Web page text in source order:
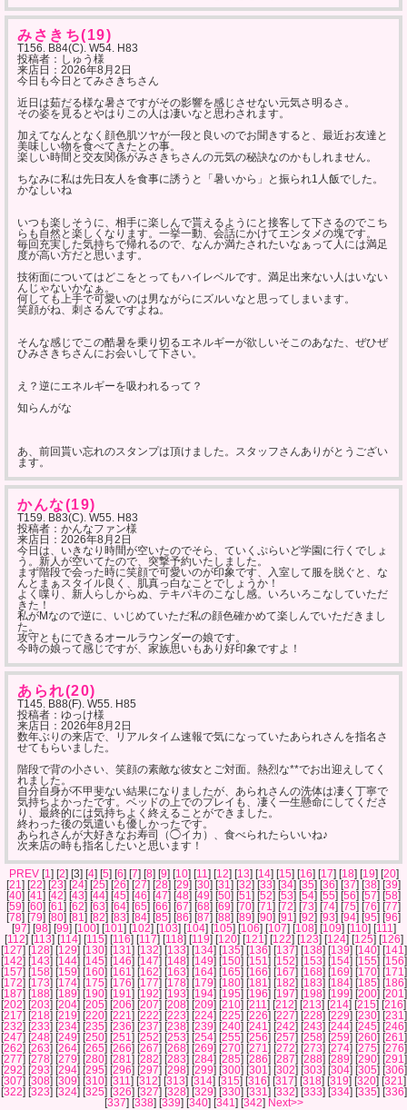
みさきち(19)
T156. B84(C). W54. H83
投稿者：しゅう様
来店日： 2026年8月2日
今日も今日とてみさきちさん
近日は茹だる様な暑さですがその影響を感じさせない元気さ明るさ。
その姿を見るとやはりこの人は凄いなと思わされます。
加えてなんとなく顔色肌ツヤが一段と良いのでお聞きすると、最近お友達と
美味しい物を食べてきたとの事。
楽しい時間と交友関係がみさきちさんの元気の秘訣なのかもしれません。
ちなみに私は先日友人を食事に誘うと「暑いから」と振られ1人飯でした。
かなしいね
いつも楽しそうに、相手に楽しんで貰えるようにと接客して下さるのでこち
らも自然と楽しくなります。一挙一動、会話にかけてエンタメの塊です。
毎回充実した気持ちで帰れるので、なんか満たされたいなぁって人には満足
度が高い方だと思います。
技術面についてはどこをとってもハイレベルです。満足出来ない人はいない
んじゃないかなぁ。
何しても上手で可愛いのは男ながらにズルいなと思ってしまいます。
笑顔がね、刺さるんですよね。
そんな感じでこの酷暑を乗り切るエネルギーが欲しいそこのあなた、ぜひぜ
ひみさきちさんにお会いして下さい。
え？逆にエネルギーを吸われるって？
知らんがな
あ、前回貰い忘れのスタンプは頂けました。スタッフさんありがとうござい
ます。
かんな(19)
T159. B83(C). W55. H83
投稿者：かんなファン様
来店日： 2026年8月2日
今日は、いきなり時間が空いたのでそら、ていくぷらいど学園に行くでしょ
う。新人が空いてたので、突撃予約いたしました。
まず階段で会った時に笑顔で可愛いのが印象です、入室して服を脱ぐと、な
んとまぁスタイル良く、肌真っ白なことでしょうか！
よく喋り、新人らしからぬ、テキパキのこなし感。いろいろこなしていただ
きた！
私がMなので逆に、いじめていただ私の顔色確かめて楽しんでいただきまし
た。
攻守ともにできるオールラウンダーの娘です。
今時の娘って感じですが、家族思いもあり好印象ですよ！
あられ(20)
T145. B88(F). W55. H85
投稿者：ゆっけ様
来店日： 2026年8月2日
数年ぶりの来店で、リアルタイム速報で気になっていたあられさんを指名さ
せてもらいました。
階段で背の小さい、笑顔の素敵な彼女とご対面。熱烈な**でお出迎えしてく
れました。
自分自身が不甲斐ない結果になりましたが、あられさんの洗体は凄く丁寧で
気持ちよかったです。ベッドの上でのプレイも、凄く一生懸命にしてくださ
り、最終的には気持ちよく終えることができました。
終わった後の気遣いも優しかったです。
あられさんが大好きなお寿司（◯イカ）、食べられたらいいね♪
次来店の時も指名したいと思います！
PREV[1] [2] [3] [4] [5] [6] [7] [8] [9] [10] [11] [12] [13] [14] [15] [16] [17] [18] [19] [20]
[21] [22] [23] [24] [25] [26] [27] [28] [29] [30] [31] [32] [33] [34] [35] [36] [37] [38] [39]
[40] [41] [42] [43] [44] [45] [46] [47] [48] [49] [50] [51] [52] [53] [54] [55] [56] [57] [58]
[59] [60] [61] [62] [63] [64] [65] [66] [67] [68] [69] [70] [71] [72] [73] [74] [75] [76] [77]
[78] [79] [80] [81] [82] [83] [84] [85] [86] [87] [88] [89] [90] [91] [92] [93] [94] [95] [96]
[97] [98] [99] [100] [101] [102] [103] [104] [105] [106] [107] [108] [109] [110] [111]
[112] [113] [114] [115] [116] [117] [118] [119] [120] [121] [122] [123] [124] [125] [126]
[127] [128] [129] [130] [131] [132] [133] [134] [135] [136] [137] [138] [139] [140] [141]
[142] [143] [144] [145] [146] [147] [148] [149] [150] [151] [152] [153] [154] [155] [156]
[157] [158] [159] [160] [161] [162] [163] [164] [165] [166] [167] [168] [169] [170] [171]
[172] [173] [174] [175] [176] [177] [178] [179] [180] [181] [182] [183] [184] [185] [186]
[187] [188] [189] [190] [191] [192] [193] [194] [195] [196] [197] [198] [199] [200] [201]
[202] [203] [204] [205] [206] [207] [208] [209] [210] [211] [212] [213] [214] [215] [216]
[217] [218] [219] [220] [221] [222] [223] [224] [225] [226] [227] [228] [229] [230] [231]
[232] [233] [234] [235] [236] [237] [238] [239] [240] [241] [242] [243] [244] [245] [246]
[247] [248] [249] [250] [251] [252] [253] [254] [255] [256] [257] [258] [259] [260] [261]
[262] [263] [264] [265] [266] [267] [268] [269] [270] [271] [272] [273] [274] [275] [276]
[277] [278] [279] [280] [281] [282] [283] [284] [285] [286] [287] [288] [289] [290] [291]
[292] [293] [294] [295] [296] [297] [298] [299] [300] [301] [302] [303] [304] [305] [306]
[307] [308] [309] [310] [311] [312] [313] [314] [315] [316] [317] [318] [319] [320] [321]
[322] [323] [324] [325] [326] [327] [328] [329] [330] [331] [332] [333] [334] [335] [336]
[337] [338] [339] [340] [341] [342] Next>>